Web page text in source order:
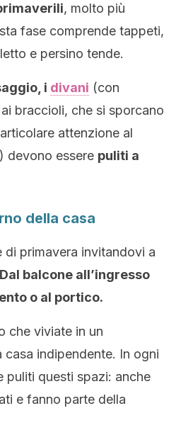
, molto più
fase comprende tappeti,
e persino tende.
i divani (con
braccioli, che si sporcano
attenzione al
devono essere puliti a
della casa
di primavera invitandovi a
Dal balcone all’ingresso
o al portico.
che viviate in un
casa indipendente. In ogni
puliti questi spazi: anche
e fanno parte della